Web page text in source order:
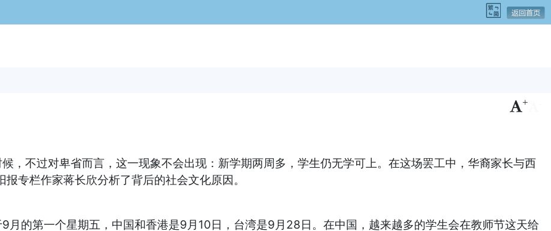
+
不过对卑省而言，这一现象不会出现：新学期两周多，学生仍无学可上。在这场罢工中，华裔家长与西
专栏作家蒋长欣分析了背后的社会文化原因。
的第一个星期五，中国和香港是9月10日，台湾是9月28日。在中国，越来越多的学生会在教师节这天给